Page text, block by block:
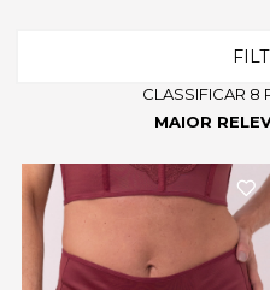
CLASSIFICAR 8
MAIOR